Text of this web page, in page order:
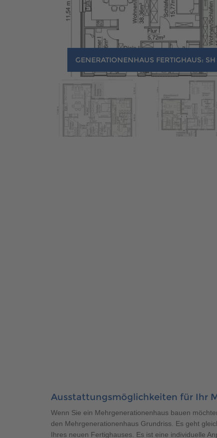
GENERATIONENHAUS FERTIGHAUS: SH
Ausstattungsmöglichkeiten für Ihr
Wenn Sie ein Mehrgenerationenhaus bauen
den Mehrgenerationenhaus Grundriss. Es geht
Ihres neuen Fertighauses. Es ist eine individuelle